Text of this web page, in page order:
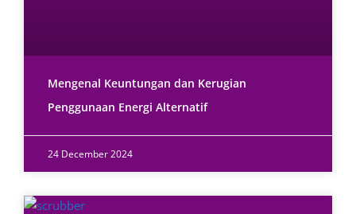
Mengenal Keuntungan dan Kerugian
Penggunaan Energi Alternatif
24 December 2024